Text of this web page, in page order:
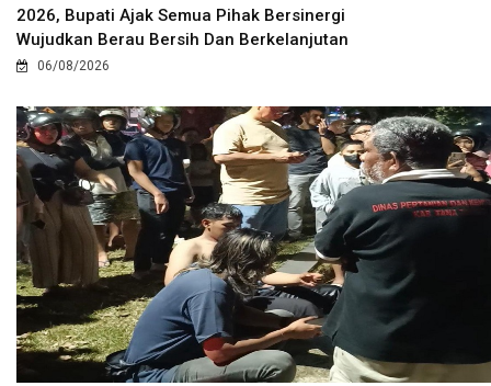
2026, Bupati Ajak Semua Pihak Bersinergi
Wujudkan Berau Bersih Dan Berkelanjutan
06/08/2026